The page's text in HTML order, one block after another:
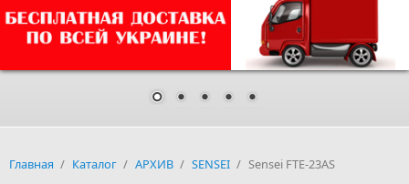
Главная / Каталог / АРХИВ / SENSEI / Sensei FTE-23AS